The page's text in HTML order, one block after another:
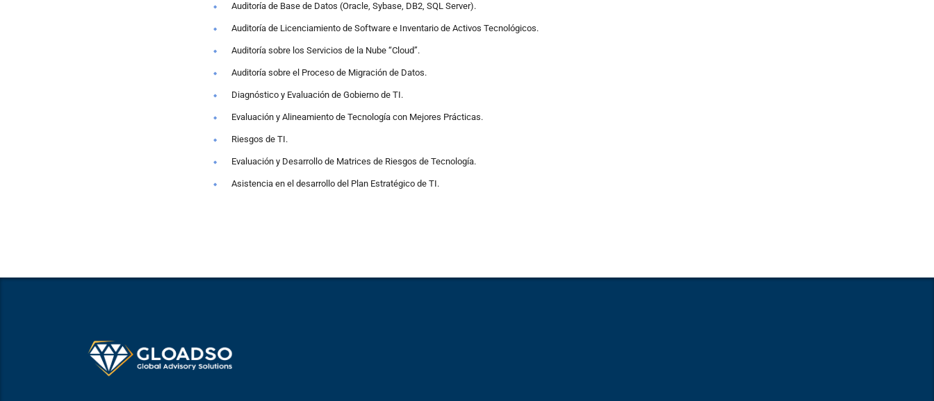
Auditoría de Base de Datos (Oracle, Sybase, DB2, SQL Server).
Auditoría de Licenciamiento de Software e Inventario de Activos Tecnológicos.
Auditoría sobre los Servicios de la Nube “Cloud”.
Auditoría sobre el Proceso de Migración de Datos.
Diagnóstico y Evaluación de Gobierno de TI.
Evaluación y Alineamiento de Tecnología con Mejores Prácticas.
Riesgos de TI.
Evaluación y Desarrollo de Matrices de Riesgos de Tecnología.
Asistencia en el desarrollo del Plan Estratégico de TI.